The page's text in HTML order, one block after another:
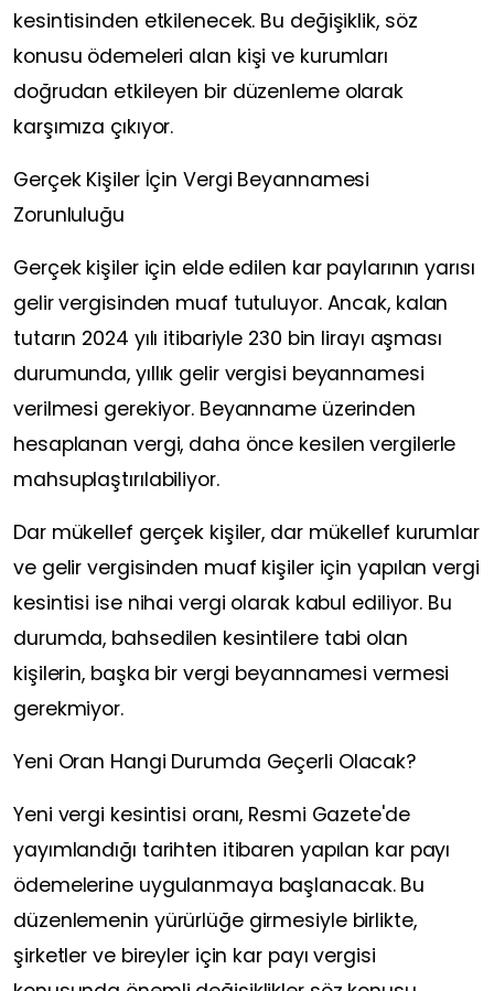
kesintisinden etkilenecek. Bu değişiklik, söz
konusu ödemeleri alan kişi ve kurumları
doğrudan etkileyen bir düzenleme olarak
karşımıza çıkıyor.
Gerçek Kişiler İçin Vergi Beyannamesi
Zorunluluğu
Gerçek kişiler için elde edilen kar paylarının yarısı
gelir vergisinden muaf tutuluyor. Ancak, kalan
tutarın 2024 yılı itibariyle 230 bin lirayı aşması
durumunda, yıllık gelir vergisi beyannamesi
verilmesi gerekiyor. Beyanname üzerinden
hesaplanan vergi, daha önce kesilen vergilerle
mahsuplaştırılabiliyor.
Dar mükellef gerçek kişiler, dar mükellef kurumlar
ve gelir vergisinden muaf kişiler için yapılan vergi
kesintisi ise nihai vergi olarak kabul ediliyor. Bu
durumda, bahsedilen kesintilere tabi olan
kişilerin, başka bir vergi beyannamesi vermesi
gerekmiyor.
Yeni Oran Hangi Durumda Geçerli Olacak?
Yeni vergi kesintisi oranı, Resmi Gazete'de
yayımlandığı tarihten itibaren yapılan kar payı
ödemelerine uygulanmaya başlanacak. Bu
düzenlemenin yürürlüğe girmesiyle birlikte,
şirketler ve bireyler için kar payı vergisi